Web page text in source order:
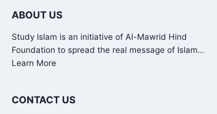
ABOUT US
Study Islam is an initiative of Al-Mawrid Hind
Foundation to spread the real message of Islam…
Learn More
CONTACT US